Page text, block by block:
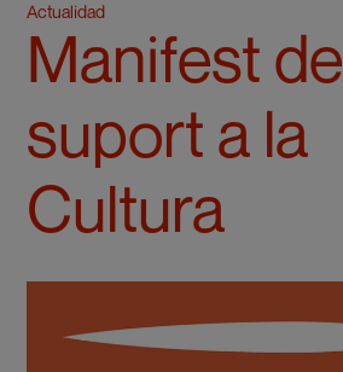
Actualidad
Manifest de
suport a la
Cultura